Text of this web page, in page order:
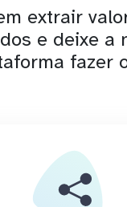
extrair
e deixe a
fazer